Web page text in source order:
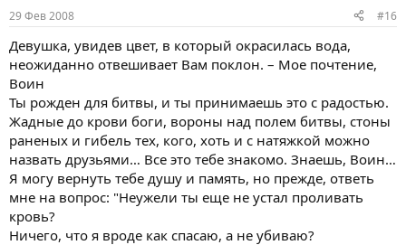
29 Фев 2008 #16
Девушка, увидев цвет, в который окрасилась вода,
неожиданно отвешивает Вам поклон. – Мое почтение,
Воин
Ты рожден для битвы, и ты принимаешь это с радостью.
Жадные до крови боги, вороны над полем битвы, стоны
раненых и гибель тех, кого, хоть и с натяжкой можно
назвать друзьями… Все это тебе знакомо. Знаешь, Воин…
Я могу вернуть тебе душу и память, но прежде, ответь
мне на вопрос: "Неужели ты еще не устал проливать
кровь?
Ничего, что я вроде как спасаю, а не убиваю?